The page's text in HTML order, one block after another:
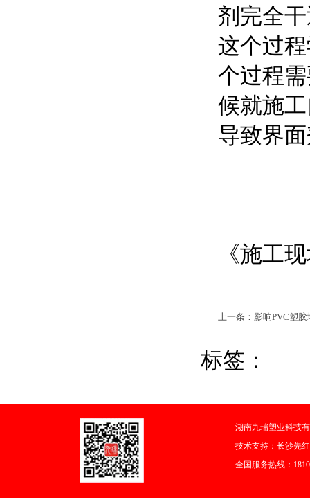
剂完全
这个过
个过程
候就施
导致界
《施工
上一条：影响PVC塑
标签：
湖南九瑞塑业科技
技术支持： 长沙先
全国服务热线：